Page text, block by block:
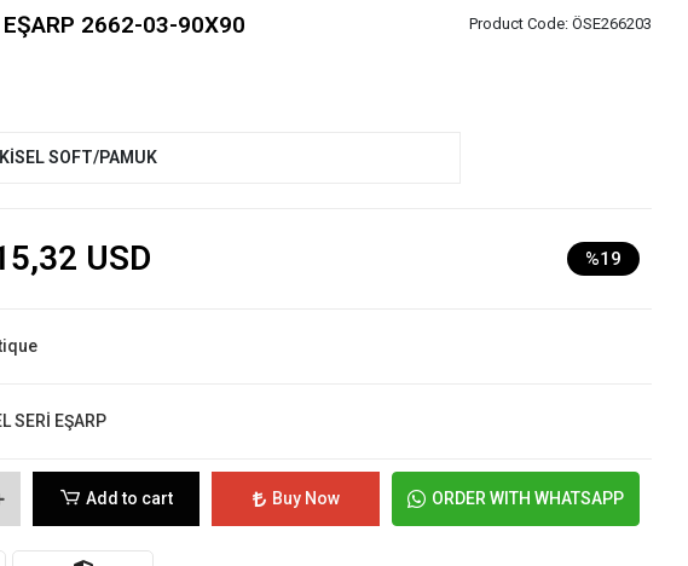
EŞARP 2662-03-90X90 Product Code: ÖSE266203
SOFT/PAMUK
USD %19
SERİ EŞARP
Add to cart Buy Now ORDER WITH WHATSAPP